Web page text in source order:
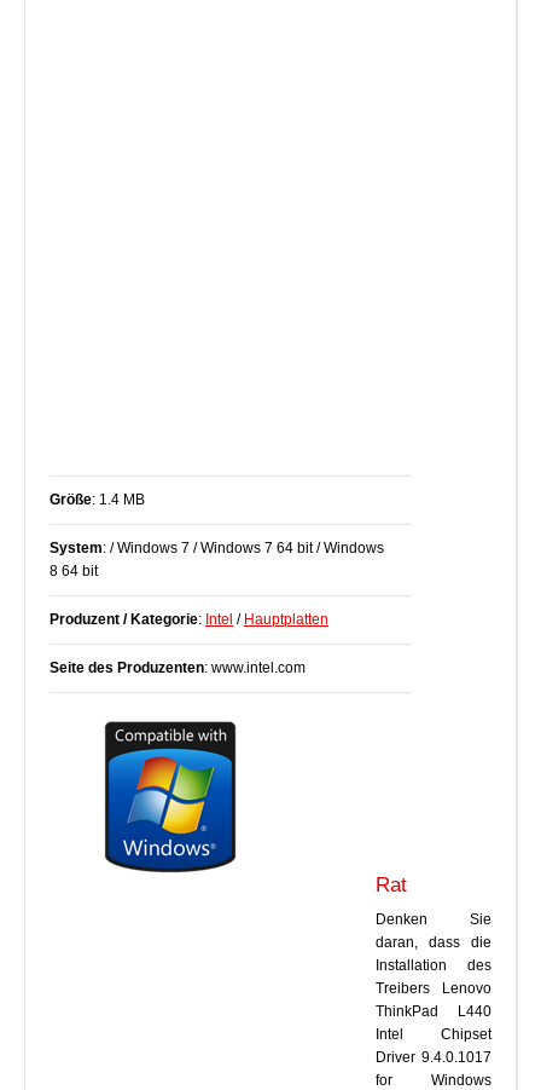
Größe: 1.4 MB
System: / Windows 7 / Windows 7 64 bit / Windows
8 64 bit
Produzent / Kategorie: Intel / Hauptplatten
Seite des Produzenten: www.intel.com
Rat
Denken Sie
daran, dass die
Installation des
Treibers Lenovo
ThinkPad L440
Intel Chipset
Driver 9.4.0.1017
for Windows